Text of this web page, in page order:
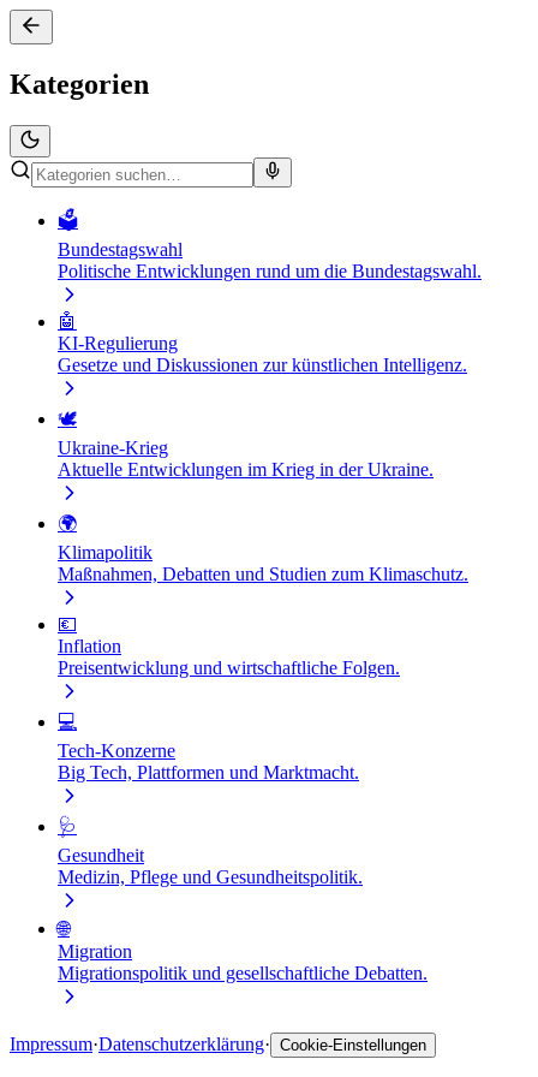
Kategorien
🗳️
Bundestagswahl
Politische Entwicklungen rund um die Bundestagswahl.
🤖
KI-Regulierung
Gesetze und Diskussionen zur künstlichen Intelligenz.
🕊️
Ukraine-Krieg
Aktuelle Entwicklungen im Krieg in der Ukraine.
🌍
Klimapolitik
Maßnahmen, Debatten und Studien zum Klimaschutz.
💶
Inflation
Preisentwicklung und wirtschaftliche Folgen.
💻
Tech-Konzerne
Big Tech, Plattformen und Marktmacht.
🩺
Gesundheit
Medizin, Pflege und Gesundheitspolitik.
🌐
Migration
Migrationspolitik und gesellschaftliche Debatten.
Impressum·Datenschutzerklärung· Cookie-Einstellungen